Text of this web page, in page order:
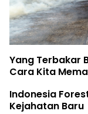
Yang Terbakar
Cara Kita
Indonesia
Kejahatan Baru